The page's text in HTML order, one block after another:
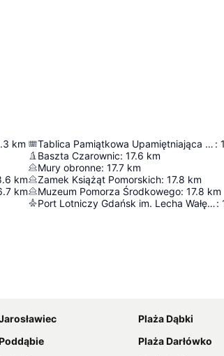
km
km
km
Tablica Pamiątkowa Upamiętniająca Ludwika Łazarza Zamenhofa :
Baszta Czarownic: 17.6 km
Mury obronne: 17.7 km
Zamek Książąt Pomorskich: 17.8 km
Muzeum Pomorza Środkowego: 17.8 km
Port Lotniczy Gdańsk im. Lecha Wałęsy:
Plaża Dąbki
Plaża Darłówko